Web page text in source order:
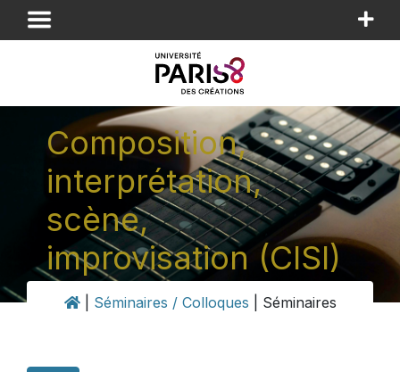
Panneau de gestion des cookies
Composition,
interprétation,
scène,
improvisation (CISI)
Séminaires / Colloques Séminaires